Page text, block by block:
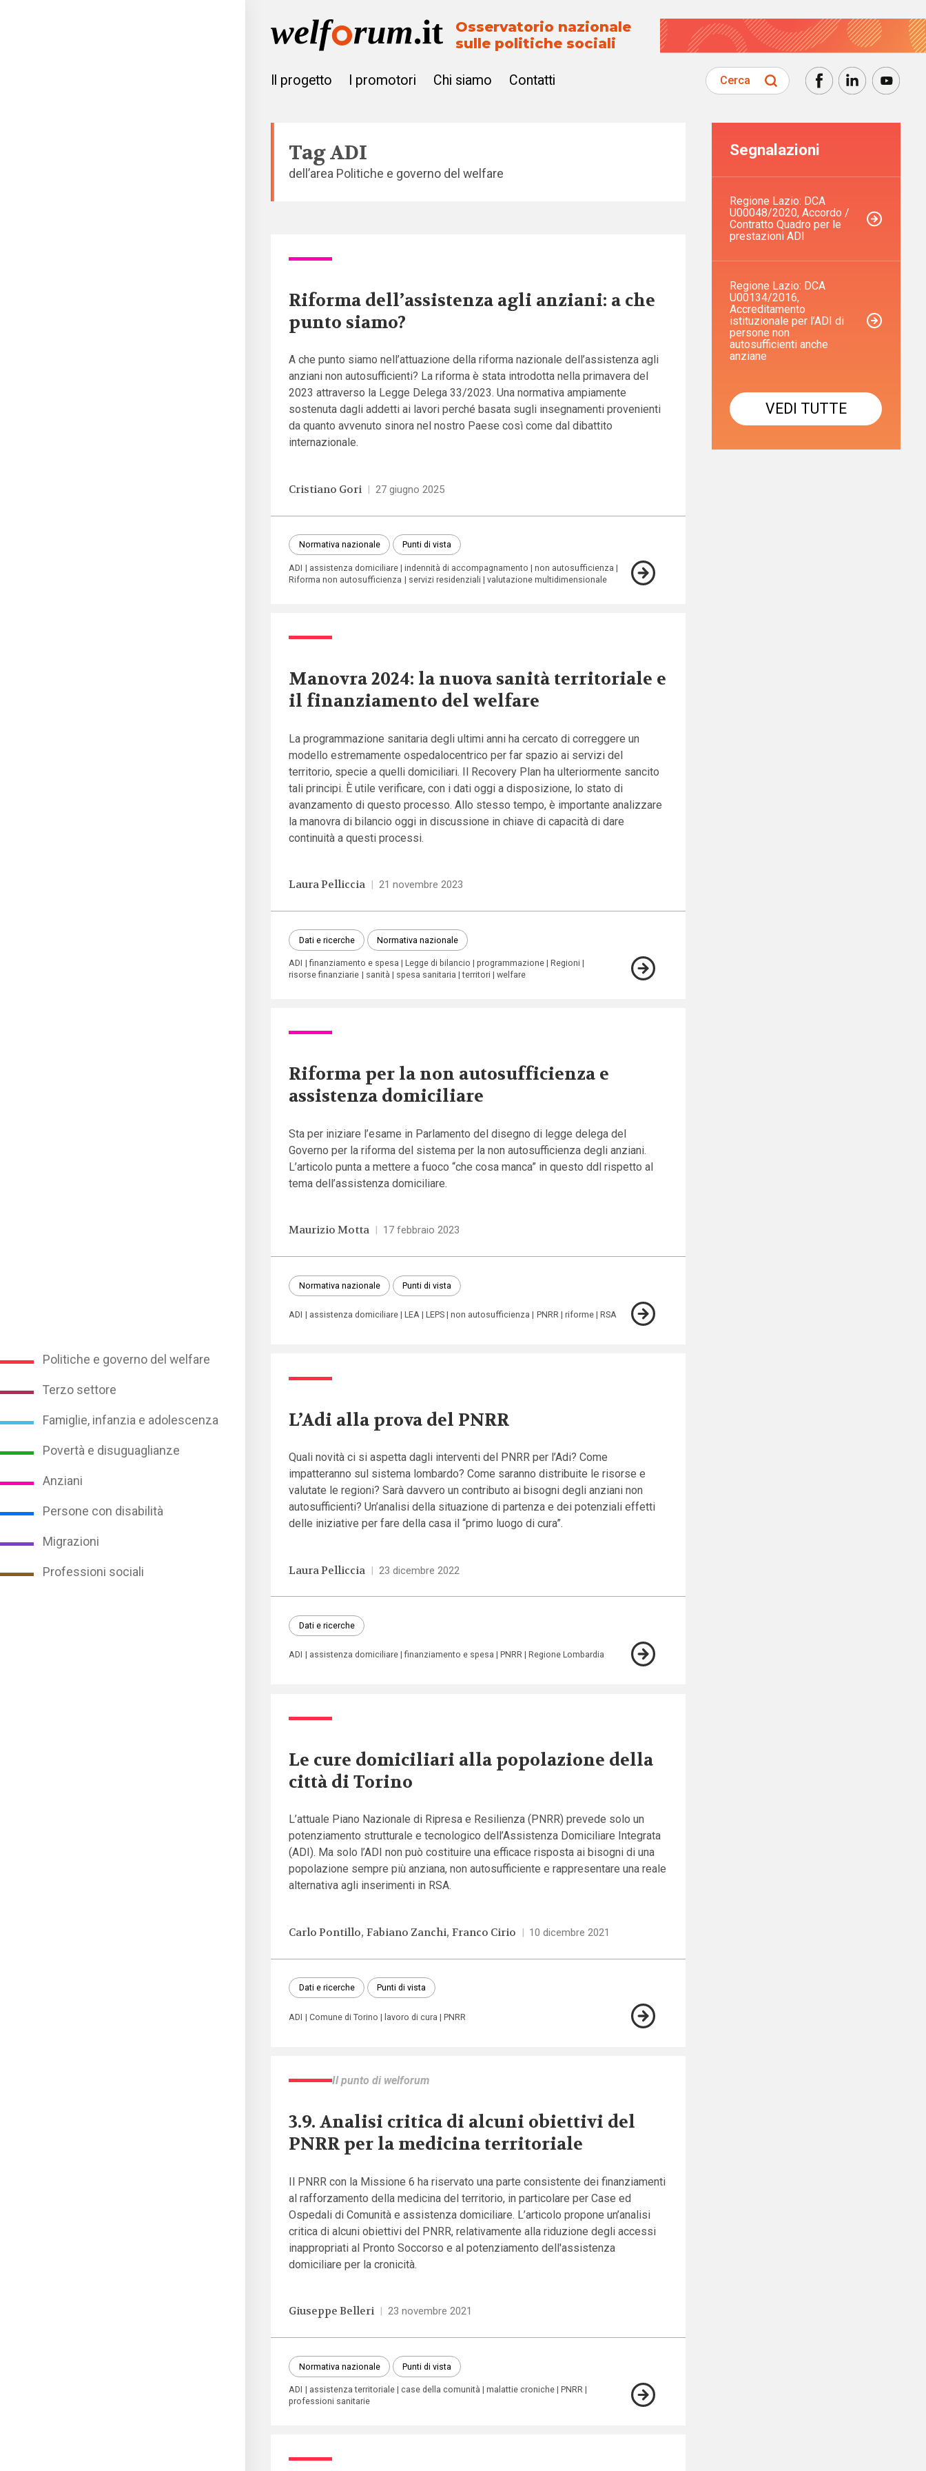
Politiche e governo del welfare
Terzo settore
Famiglie, infanzia e adolescenza
Povertà e disuguaglianze
Anziani
Persone con disabilità
Migrazioni
Professioni sociali
Osservatorio nazionale
sulle politiche sociali
Il progetto I promotori Chi siamo Contatti Cerca
TagADI
dell’area Politiche e governo del welfare
Riforma dell’assistenza agli anziani: a che
punto siamo?
A che punto siamo nell’attuazione della riforma nazionale dell’assistenza agli
anziani non autosufficienti? La riforma è stata introdotta nella primavera del
2023 attraverso la Legge Delega 33/2023. Una normativa ampiamente
sostenuta dagli addetti ai lavori perché basata sugli insegnamenti provenienti
da quanto avvenuto sinora nel nostro Paese così come dal dibattito
internazionale.
Cristiano Gori | 27 giugno 2025
Normativa nazionale Punti di vista
ADI assistenza domiciliare indennità di accompagnamento
non autosufficienza
Riforma non autosufficienza
servizi residenziali valutazione multidimensionale
Manovra 2024: la nuova sanità territoriale e
il finanziamento del welfare
La programmazione sanitaria degli ultimi anni ha cercato di correggere un
modello estremamente ospedalocentrico per far spazio ai servizi del
territorio, specie a quelli domiciliari. Il Recovery Plan ha ulteriormente sancito
tali principi. È utile verificare, con i dati oggi a disposizione, lo stato di
avanzamento di questo processo. Allo stesso tempo, è importante analizzare
la manovra di bilancio oggi in discussione in chiave di capacità di dare
continuità a questi processi.
Laura Pelliccia | 21 novembre 2023
Dati e ricerche Normativa nazionale
ADI finanziamento e spesa Legge di bilancio programmazione
Regioni
risorse finanziarie
sanità spesa sanitaria territori welfare
Riforma per la non autosufficienza e
assistenza domiciliare
Sta per iniziare l’esame in Parlamento del disegno di legge delega del
Governo per la riforma del sistema per la non autosufficienza degli anziani.
L’articolo punta a mettere a fuoco “che cosa manca” in questo ddl rispetto al
tema dell’assistenza domiciliare.
Maurizio Motta 17 febbraio 2023
Normativa nazionale Punti di vista
ADI assistenza domiciliare LEA LEPS non autosufficienza PNRR riforme RSA
L’Adi alla prova del PNRR
Quali novità ci si aspetta dagli interventi del PNRR per l’Adi? Come
impatteranno sul sistema lombardo? Come saranno distribuite le risorse e
valutate le regioni? Sarà davvero un contributo ai bisogni degli anziani non
autosufficienti? Un’analisi della situazione di partenza e dei potenziali effetti
delle iniziative per fare della casa il “primo luogo di cura”.
Laura Pelliccia | 23 dicembre 2022
Dati e ricerche
ADI assistenza domiciliare finanziamento e spesa PNRR Regione Lombardia
Le cure domiciliari alla popolazione della
città di Torino
L’attuale Piano Nazionale di Ripresa e Resilienza (PNRR) prevede solo un
potenziamento strutturale e tecnologico dell’Assistenza Domiciliare Integrata
(ADI). Ma solo l’ADI non può costituire una efficace risposta ai bisogni di una
popolazione sempre più anziana, non autosufficiente e rappresentare una reale
alternativa agli inserimenti in RSA.
Carlo Pontillo Fabiano Zanchi Franco Cirio | 10 dicembre 2021
Dati e ricerche Punti di vista
ADI Comune di Torino lavoro di cura PNRR
Il punto di welforum
3.9. Analisi critica di alcuni obiettivi del
PNRR per la medicina territoriale
Il PNRR con la Missione 6 ha riservato una parte consistente dei finanziamenti
al rafforzamento della medicina del territorio, in particolare per Case ed
Ospedali di Comunità e assistenza domiciliare. L’articolo propone un’analisi
critica di alcuni obiettivi del PNRR, relativamente alla riduzione degli accessi
inappropriati al Pronto Soccorso e al potenziamento dell'assistenza
domiciliare per la cronicità.
Giuseppe Belleri | 23 novembre 2021
Normativa nazionale Punti di vista
ADI assistenza territoriale case della comunità malattie croniche
PNRR
professioni sanitarie
Segnalazioni
Regione Lazio: DCA
U00048/2020, Accordo /
Contratto Quadro per le
prestazioni ADI
Regione Lazio: DCA
U00134/2016,
Accreditamento
istituzionale per l’ADI di
persone non
autosufficienti anche
anziane
VEDI TUTTE